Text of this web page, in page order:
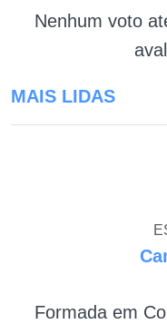
Nenhum voto
MAIS LIDAS
Formada em